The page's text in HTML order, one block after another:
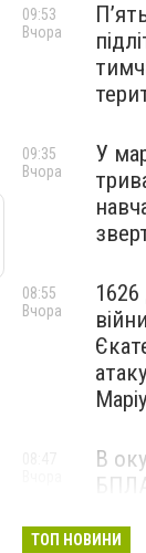
09:53
Вчора
У
09:35
Вчора
08:55
Вчора
В
—
ТОП НОВИНИ